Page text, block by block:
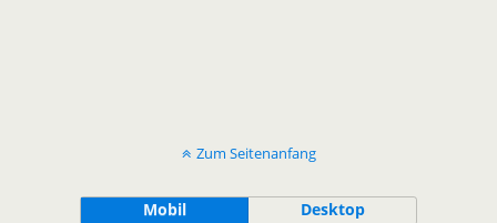
Zum Seitenanfang
Mobil Desktop